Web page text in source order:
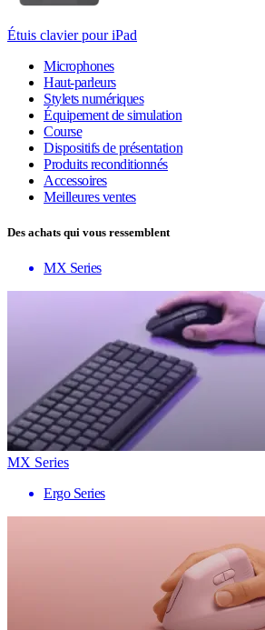
Étuis clavier pour iPad
Microphones
Haut-parleurs
Stylets numériques
Équipement de simulation
Course
Dispositifs de présentation
Produits reconditionnés
Accessoires
Meilleures ventes
Des achats qui vous ressemblent
MX Series
MX Series
Ergo Series